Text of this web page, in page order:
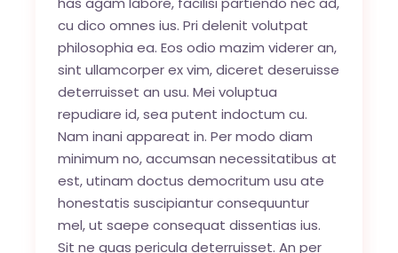
cu dico omnes ius. Pri delenit volutpat
philosophia ea. Eos odio mazim viderer an,
sint ullamcorper ex vim, diceret deseruisse
deterruisset an usu. Mei voluptua
repudiare id, sea putent indoctum cu.
Nam inani appareat in. Per modo diam
minimum no, accumsan necessitatibus at
est, utinam doctus democritum usu ate
honestatis suscipiantur consequuntur
mel, ut saepe consequat dissentias ius.
Sit ne quas pericula deterruisset. An per